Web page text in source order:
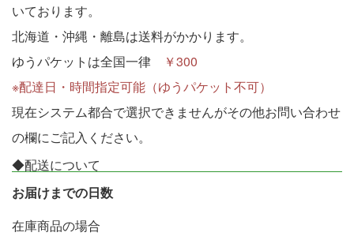
いております。
北海道・沖縄・離島は送料がかかります。
ゆうパケットは全国一律
￥300
※配達日・時間指定可能（ゆうパケット不可）
現在システム都合で選択できませんがその他お問い合わせ
の欄にご記入ください。
◆配送について
お届けまでの日数
在庫商品の場合